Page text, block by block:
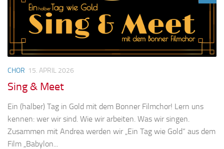
CHOR 15. APRIL 2026
Sing & Meet
Ein (halber) Tag in Gold mit dem Bonner Filmchor! Lern uns
kennen: wer wir sind. Wie wir arbeiten. Was wir singen.
Zusammen mit Andrea werden wir „Ein Tag wie Gold“ aus dem
Film „Babylon...